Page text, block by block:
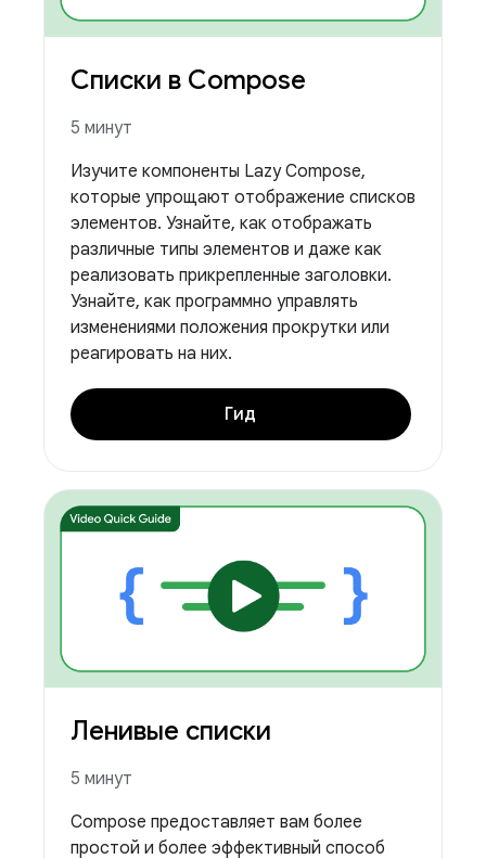
Списки в Compose
5 минут
Изучите компоненты Lazy Compose,
которые упрощают отображение списков
элементов. Узнайте, как отображать
различные типы элементов и даже как
реализовать прикрепленные заголовки.
Узнайте, как программно управлять
изменениями положения прокрутки или
реагировать на них.
Гид
Ленивые списки
5 минут
Compose предоставляет вам более
простой и более эффективный способ